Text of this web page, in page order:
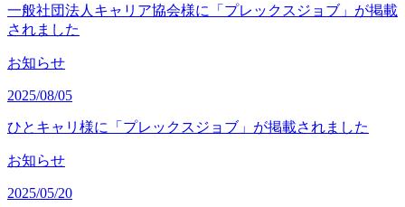
一般社団法人キャリア協会様に「プレックスジョブ」が掲載
されました
お知らせ
2025/08/05
ひとキャリ様に「プレックスジョブ」が掲載されました
お知らせ
2025/05/20